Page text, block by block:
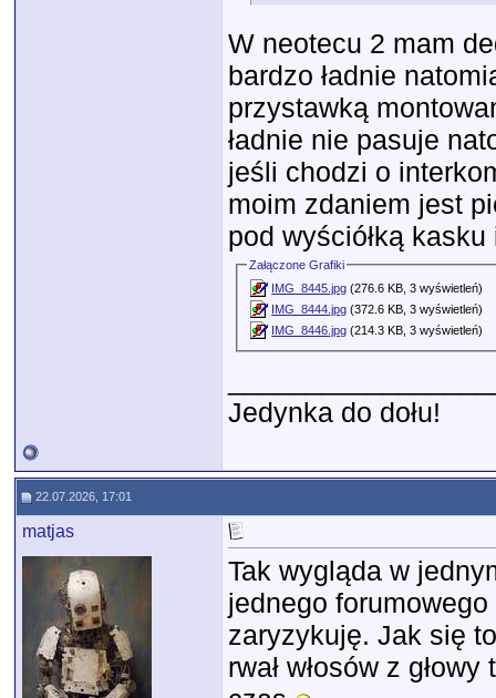
W neotecu 2 mam
bardzo ładnie
przystawką
ładnie nie pasuje
jeśli chodzi o
moim zdaniem jest
pod wyściółką
Załączone Grafiki
IMG_8445.jpg (276.6 KB, 3 wyświetleń)
IMG_8444.jpg (372.6 KB, 3 wyświetleń)
IMG_8446.jpg (214.3 KB, 3 wyświetleń)
Jedynka do dołu!
22.07.2026, 17:01
matjas
Tak wygląda w
jednego
zaryzykuję. Jak się
rwał włosów z